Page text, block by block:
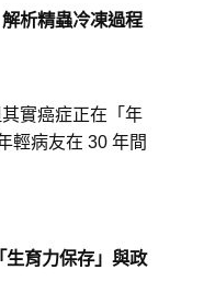
析精蟲冷凍過程
實癌症正在「年
輕病友在 30 年間
生育力保存」與政